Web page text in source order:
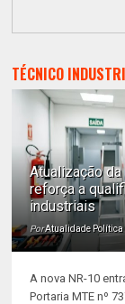
TÉCNICO
Atualização
reforça a
industriais
PorAtualidade Política
A nova NR-10
Portaria MTE nº